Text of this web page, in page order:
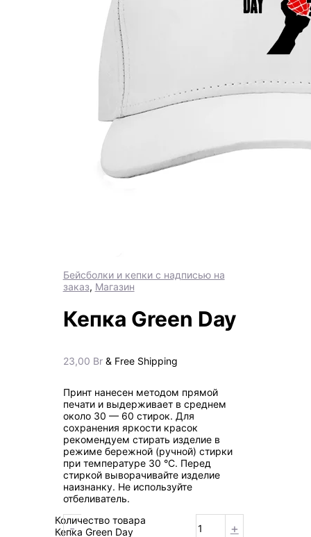
Бейсболки и кепки с надписью на
заказ, Магазин
Кепка Green Day
23,00 Br & Free Shipping
Принт нанесен методом прямой
печати и выдерживает в среднем
около 30 — 60 стирок. Для
сохранения яркости красок
рекомендуем стирать изделие в
режиме бережной (ручной) стирки
при температуре 30 °C. Перед
стиркой выворачивайте изделие
наизнанку. Не используйте
отбеливатель.
-
Количество товара
Кепка Green Day
+